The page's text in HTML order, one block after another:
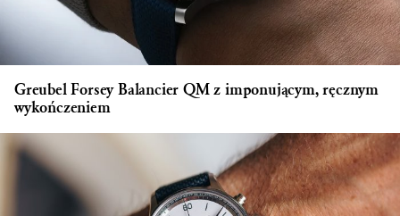
Greubel Forsey Balancier QM z imponującym, ręcznym
wykończeniem